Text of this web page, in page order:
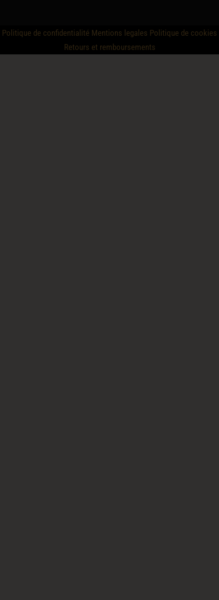
Politique de confidentialité Mentions legales Politique de cookies
Retours et remboursements